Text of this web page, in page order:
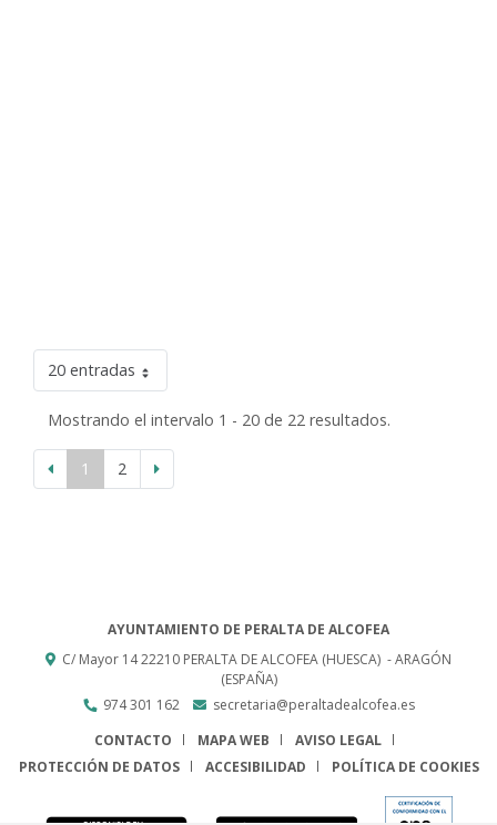
20 entradas
Mostrando el intervalo 1 - 20 de 22 resultados.
1 2
AYUNTAMIENTO DE PERALTA DE ALCOFEA
C/ Mayor 1422210 PERALTA DE ALCOFEA (HUESCA) - ARAGÓN
(ESPAÑA)
974 301 162
secretaria@peraltadealcofea.es
CONTACTO
MAPA WEB
AVISO LEGAL
PROTECCIÓN DE DATOS
ACCESIBILIDAD POLÍTICA DE COOKIES